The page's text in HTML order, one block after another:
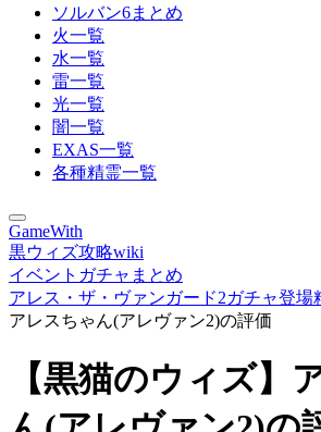
ソルバン6まとめ
火一覧
水一覧
雷一覧
光一覧
闇一覧
EXAS一覧
各種精霊一覧
GameWith
黒ウィズ攻略wiki
イベントガチャまとめ
アレス・ザ・ヴァンガード2ガチャ登場
アレスちゃん(アレヴァン2)の評価
【黒猫のウィズ】